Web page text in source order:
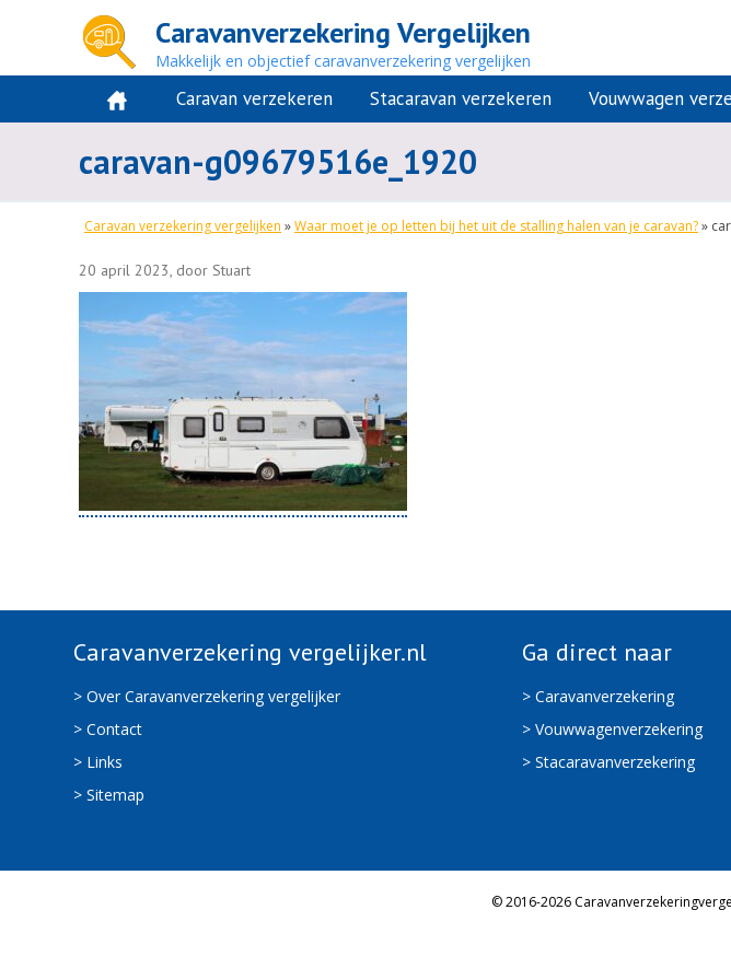
Caravanverzekering Vergelijken
Makkelijk en objectief caravanverzekering vergelijken
Caravan verzekeren Stacaravan verzekeren Vouwwagen
caravan-g09679516e_1920
Caravan verzekering vergelijken »Waar moet je op letten bij het uit de stalling halen van je caravan?»
20 april 2023, door Stuart
Caravanverzekering vergelijker.nl
> Over Caravanverzekering vergelijker
> Contact
> Links
> Sitemap
Ga direct naar
> Caravanverzekering
> Vouwwagenverzekering
> Stacaravanverzekering
© 2016-2026